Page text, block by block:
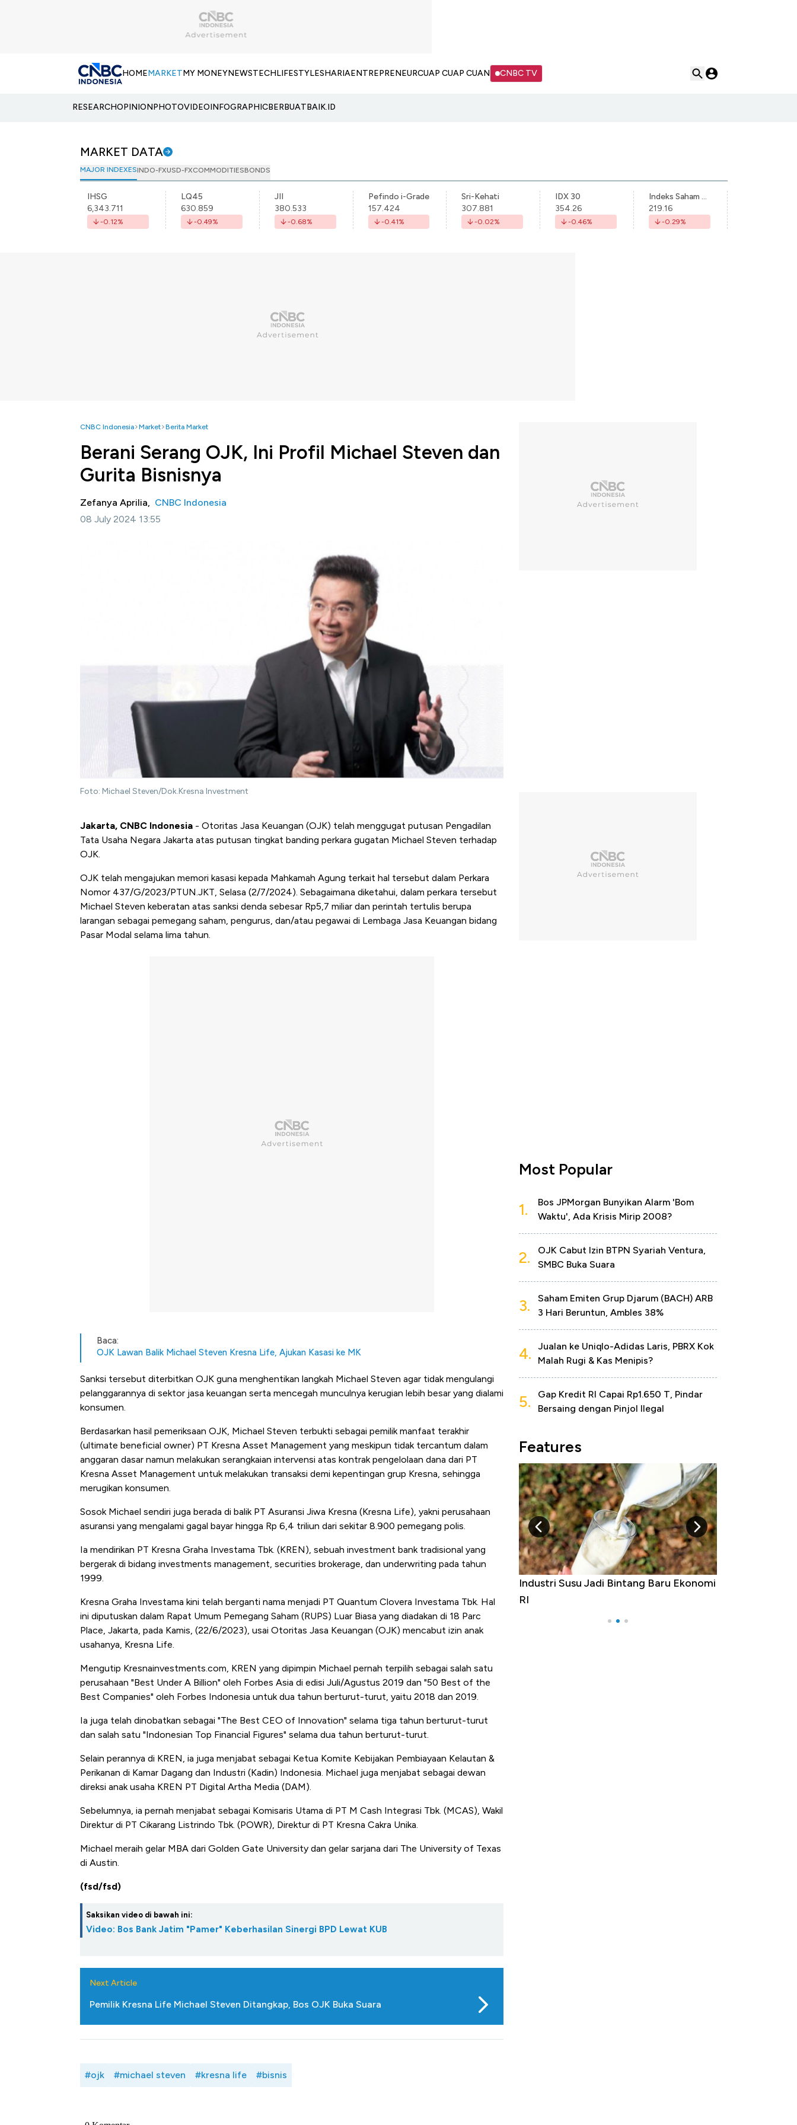
HOMEMARKETMY MONEYNEWSTECHLIFESTYLESHARIAENTREPRENEURCUAP CUAP CUAN CNBC TV
RESEARCHOPINIONPHOTOVIDEOINFOGRAPHICBERBUATBAIK.ID
MARKET DATA
MAJOR INDEXESINDO-FXUSD-FXCOMMODITIESBONDS
IHSG
6,343.711
-0.12%
LQ45
630.859
-0.49%
JII
380.533
-0.68%
Pefindo i-Grade
157.424
-0.41%
Sri-Kehati
307.881
-0.02%
IDX 30
354.26
-0.46%
Indeks Saham Syariah Indonesia
219.16
-0.29%
CNBC Indonesia Market Berita Market
Berani Serang OJK, Ini Profil Michael Steven dan
Gurita Bisnisnya
Zefanya Aprilia, CNBC Indonesia
08 July 2024 13:55
Foto: Michael Steven/Dok.Kresna Investment
Jakarta, CNBC Indonesia - Otoritas Jasa Keuangan (OJK) telah menggugat putusan Pengadilan
Tata Usaha Negara Jakarta atas putusan tingkat banding perkara gugatan Michael Steven terhadap
OJK.
OJK telah mengajukan memori kasasi kepada Mahkamah Agung terkait hal tersebut dalam Perkara
Nomor 437/G/2023/PTUN.JKT, Selasa (2/7/2024). Sebagaimana diketahui, dalam perkara tersebut
Michael Steven keberatan atas sanksi denda sebesar Rp5,7 miliar dan perintah tertulis berupa
larangan sebagai pemegang saham, pengurus, dan/atau pegawai di Lembaga Jasa Keuangan bidang
Pasar Modal selama lima tahun.
Baca:
OJK Lawan Balik Michael Steven Kresna Life, Ajukan Kasasi ke MK
Sanksi tersebut diterbitkan OJK guna menghentikan langkah Michael Steven agar tidak mengulangi
pelanggarannya di sektor jasa keuangan serta mencegah munculnya kerugian lebih besar yang dialami
konsumen.
Berdasarkan hasil pemeriksaan OJK, Michael Steven terbukti sebagai pemilik manfaat terakhir
(ultimate beneficial owner) PT Kresna Asset Management yang meskipun tidak tercantum dalam
anggaran dasar namun melakukan serangkaian intervensi atas kontrak pengelolaan dana dari PT
Kresna Asset Management untuk melakukan transaksi demi kepentingan grup Kresna, sehingga
merugikan konsumen.
Sosok Michael sendiri juga berada di balik PT Asuransi Jiwa Kresna (Kresna Life), yakni perusahaan
asuransi yang mengalami gagal bayar hingga Rp 6,4 triliun dari sekitar 8.900 pemegang polis.
Ia mendirikan PT Kresna Graha Investama Tbk. (KREN), sebuah investment bank tradisional yang
bergerak di bidang investments management, securities brokerage, dan underwriting pada tahun
1999.
Kresna Graha Investama kini telah berganti nama menjadi PT Quantum Clovera Investama Tbk. Hal
ini diputuskan dalam Rapat Umum Pemegang Saham (RUPS) Luar Biasa yang diadakan di 18 Parc
Place, Jakarta, pada Kamis, (22/6/2023), usai Otoritas Jasa Keuangan (OJK) mencabut izin anak
usahanya, Kresna Life.
Mengutip Kresnainvestments.com, KREN yang dipimpin Michael pernah terpilih sebagai salah satu
perusahaan "Best Under A Billion" oleh Forbes Asia di edisi Juli/Agustus 2019 dan "50 Best of the
Best Companies" oleh Forbes Indonesia untuk dua tahun berturut-turut, yaitu 2018 dan 2019.
Ia juga telah dinobatkan sebagai "The Best CEO of Innovation" selama tiga tahun berturut-turut
dan salah satu "Indonesian Top Financial Figures" selama dua tahun berturut-turut.
Selain perannya di KREN, ia juga menjabat sebagai Ketua Komite Kebijakan Pembiayaan Kelautan &
Perikanan di Kamar Dagang dan Industri (Kadin) Indonesia. Michael juga menjabat sebagai dewan
direksi anak usaha KREN PT Digital Artha Media (DAM).
Sebelumnya, ia pernah menjabat sebagai Komisaris Utama di PT M Cash Integrasi Tbk. (MCAS), Wakil
Direktur di PT Cikarang Listrindo Tbk. (POWR), Direktur di PT Kresna Cakra Unika.
Michael meraih gelar MBA dari Golden Gate University dan gelar sarjana dari The University of Texas
di Austin.
(fsd/fsd)
Saksikan video di bawah ini:
Video: Bos Bank Jatim "Pamer" Keberhasilan Sinergi BPD Lewat KUB
Next Article
Pemilik Kresna Life Michael Steven Ditangkap, Bos OJK Buka Suara
#ojk #michael steven #kresna life #bisnis
Most Popular
1.
Bos JPMorgan Bunyikan Alarm 'Bom
Waktu', Ada Krisis Mirip 2008?
2.
OJK Cabut Izin BTPN Syariah Ventura,
SMBC Buka Suara
3.
Saham Emiten Grup Djarum (BACH) ARB
3 Hari Beruntun, Ambles 38%
4.
Jualan ke Uniqlo-Adidas Laris, PBRX Kok
Malah Rugi & Kas Menipis?
5.
Gap Kredit RI Capai Rp1.650 T, Pindar
Bersaing dengan Pinjol Ilegal
Features
Alas Kaki Tumbuh Double Digit
RI
5 Raja Ekonomi Indonesia: Maaf, Gak
Ada Jawa!